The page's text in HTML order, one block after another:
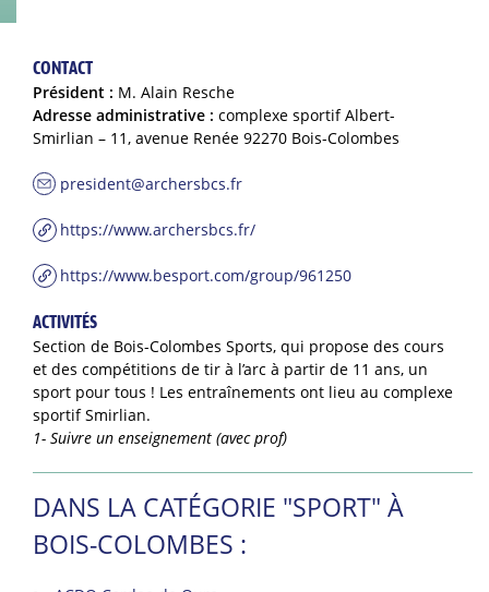
CONTACT
Président : M. Alain Resche
Adresse administrative : complexe sportif Albert-
Smirlian – 11, avenue Renée 92270 Bois-Colombes
president@archersbcs.fr
https://www.archersbcs.fr/
https://www.besport.com/group/961250
ACTIVITÉS
Section de Bois-Colombes Sports, qui propose des cours
et des compétitions de tir à l’arc à partir de 11 ans, un
sport pour tous ! Les entraînements ont lieu au complexe
sportif Smirlian.
1- Suivre un enseignement (avec prof)
DANS LA CATÉGORIE "SPORT" À
BOIS-COLOMBES :